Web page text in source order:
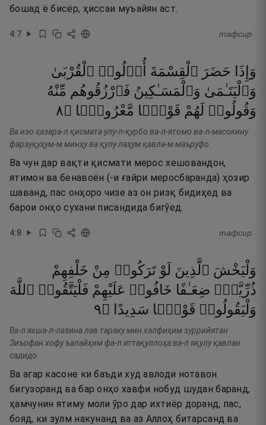
бошад ё бисёр, ҳиссаи муъайян аст.
4:7 тафсир
وَإِذَا حَضَرَ ٱلْقِسْمَةَ أُو۟لُوا۟ ٱلْقُرْبَىٰ
وَٱلْيَتَـٰمَىٰ وَٱلْمَسَـٰكِينُ فَٱرْزُقُوهُم مِّنْهُ
وَقُولُوا۟ لَهُمْ قَوْلًۭا مَّعْرُوفًۭا ۝٨
Ва изо ҳазара-л қисмата улу-л-қурбо ва-л-ятомо ва-л-масокину
фарзуқуҳум-м минҳу ва қулу лаҳум қавла-м маъруфо.
Ва чун дар вақти қисмати мерос хешовандон,
ятимон ва бенавоён (-и ғайри меросбаранда) ҳозир
шаванд, пас онҳоро чизе аз он ризқ бидиҳед ва
барои онҳо сухани писандида бигӯед.
4:8 тафсир
وَلْيَخْشَ ٱلَّذِينَ لَوْ تَرَكُوا۟ مِنْ خَلْفِهِمْ
ذُرِّيَّةًۭ ضِعَـٰفًا خَافُوا۟ عَلَيْهِمْ فَلْيَتَّقُوا۟ ٱللَّهَ
وَلْيَقُولُوا۟ قَوْلًۭا سَدِيدًا ۝٩
Ва-л яхша-л-лазина лав тараку мин халфиҳим зуррийятан
Зиъофан хофу ъалайҳим фа-л яттақуллоҳа ва-л яқулу қавлан
садидо.
Ва агар касоне ки баъди худ авлоди нотавон
бигузоранд ва бар онҳо хавфи нобуд шудан баранд,
ҳамчунин ятиму моли ӯро дар ихтиёр доранд, пас,
бояд, ки зулм накунанд ва аз Аллоҳ битарсанд ва